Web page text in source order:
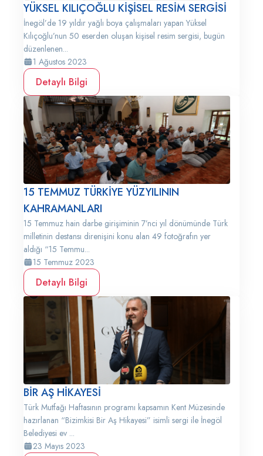
YÜKSEL KILIÇOĞLU KİŞİSEL RESİM SERGİSİ
İnegöl’de 19 yıldır yağlı boya çalışmaları yapan Yüksel
Kılıçoğlu’nun 50 eserden oluşan kişisel resim sergisi, bugün
düzenlenen...
1 Ağustos 2023
Detaylı Bilgi
15 TEMMUZ TÜRKİYE YÜZYILININ
KAHRAMANLARI
15 Temmuz hain darbe girişiminin 7’nci yıl dönümünde Türk
milletinin destansı direnişini konu alan 49 fotoğrafın yer
aldığı “15 Temmu...
15 Temmuz 2023
Detaylı Bilgi
BİR AŞ HİKAYESİ
Türk Mutfağı Haftasının programı kapsamın Kent Müzesinde
hazırlanan “Bizimkisi Bir Aş Hikayesi” isimli sergi ile İnegöl
Belediyesi ev ...
23 Mayıs 2023